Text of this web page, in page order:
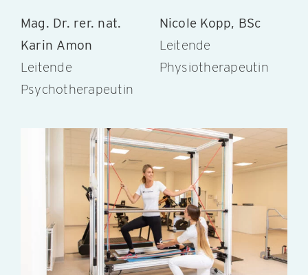
Mag. Dr. rer. nat.
Karin Amon
Leitende
Psychotherapeutin
Nicole Kopp, BSc
Leitende
Physiotherapeutin